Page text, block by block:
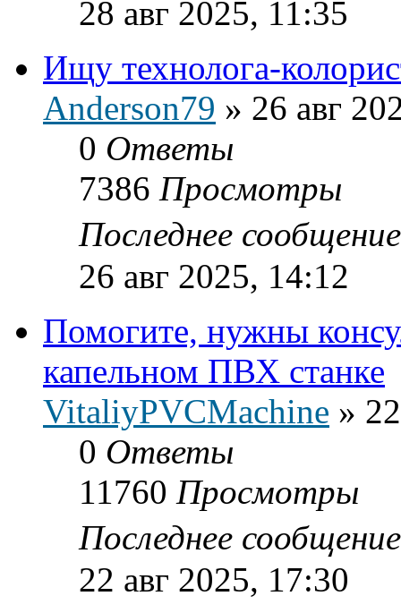
28 авг 2025, 11:35
Ищу технолога-
Anderson79 » 26 авг
0 Ответы
7386 Просмотры
Последнее
26 авг 2025, 14:12
Помогите, нужны
капельном ПВХ станке
VitaliyPVCMachine »
0 Ответы
11760 Просмотры
Последнее
22 авг 2025, 17:30